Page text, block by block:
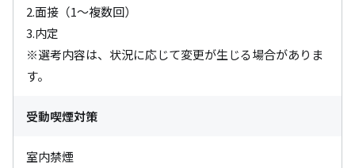
2.面接（1～複数回）
3.内定
※選考内容は、状況に応じて変更が生じる場合がありま
す。
受動喫煙対策
室内禁煙